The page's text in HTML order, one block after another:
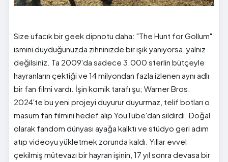
Size ufacık bir geek dipnotu daha: "The Hunt for Gollum"
ismini duyduğunuzda zihninizde bir ışık yanıyorsa, yalnız
değilsiniz. Ta 2009'da sadece 3.000 sterlin bütçeyle
hayranların çektiği ve 14 milyondan fazla izlenen aynı adlı
bir fan filmi vardı. İşin komik tarafı şu; Warner Bros.
2024'te bu yeni projeyi duyurur duyurmaz, telif botları o
masum fan filmini hedef alıp YouTube'dan sildirdi. Doğal
olarak fandom dünyası ayağa kalktı ve stüdyo geri adım
atıp videoyu yükletmek zorunda kaldı. Yıllar evvel
çekilmiş mütevazı bir hayran işinin, 17 yıl sonra devasa bir